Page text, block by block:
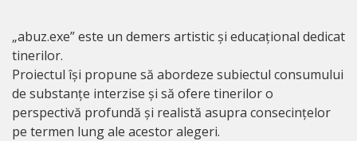
„abuz.exe” este un demers artistic și educațional dedicat
tinerilor.
Proiectul își propune să abordeze subiectul consumului
de substanțe interzise și să ofere tinerilor o
perspectivă profundă și realistă asupra consecințelor
pe termen lung ale acestor alegeri.